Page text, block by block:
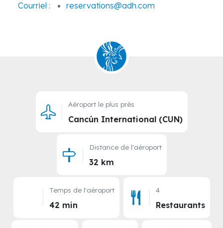
Courriel :
reservations@adh.com
Aéroport le plus près
Cancún International (CUN)
Distance de l'aéroport
32 km
Temps de l'aéroport
42 min
4
Restaurants